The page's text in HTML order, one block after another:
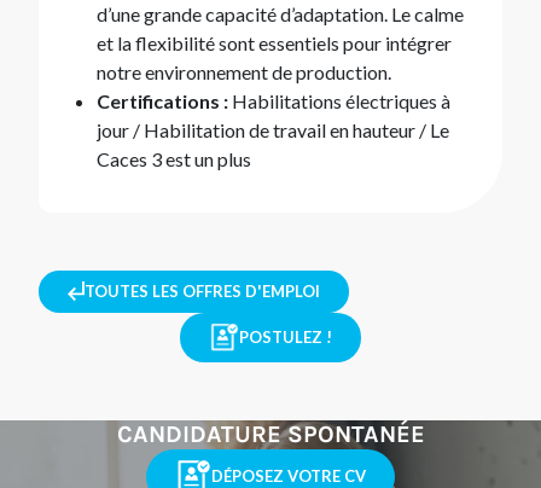
d’une grande capacité d’adaptation. Le calme
et la flexibilité sont essentiels pour intégrer
notre environnement de production.
Certifications : Habilitations électriques à
jour / Habilitation de travail en hauteur / Le
Caces 3 est un plus
TOUTES LES OFFRES D'EMPLOI
POSTULEZ !
CANDIDATURE SPONTANÉE
DÉPOSEZ VOTRE CV